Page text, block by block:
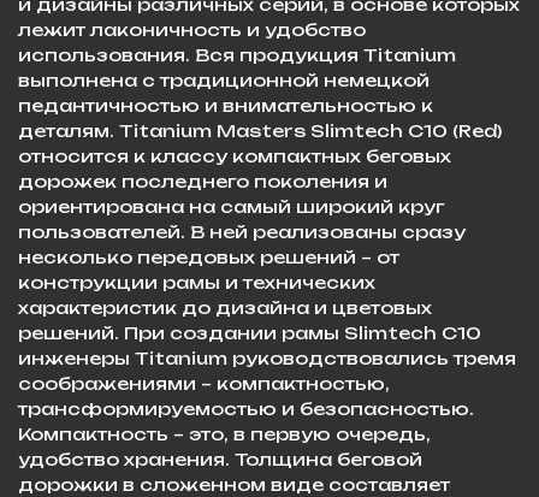
лежит лаконичность и удобство
использования. Вся продукция Titanium
выполнена с традиционной немецкой
педантичностью и внимательностью к
деталям. Titanium Masters Slimtech C10 (Red)
относится к классу компактных беговых
дорожек последнего поколения и
ориентирована на самый широкий круг
пользователей. В ней реализованы сразу
несколько передовых решений – от
конструкции рамы и технических
характеристик до дизайна и цветовых
решений. При создании рамы Slimtech C10
инженеры Titanium руководствовались тремя
соображениями – компактностью,
трансформируемостью и безопасностью.
Компактность – это, в первую очередь,
удобство хранения. Толщина беговой
дорожки в сложенном виде составляет